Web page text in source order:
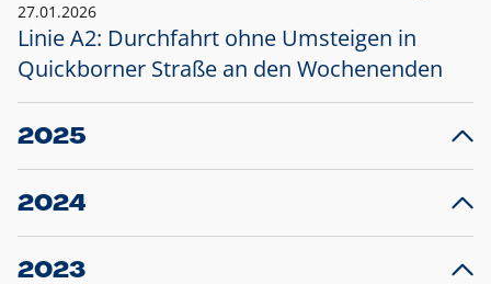
27.01.2026
Linie A2: Durchfahrt ohne Umsteigen in
Quickborner Straße an den Wochenenden
2025
23.12.2025
Projekt S5: Start der Bauarbeiten am
2024
10.12.2024
Großprojekt S5: Sperrung der Bahnstraße in
2023